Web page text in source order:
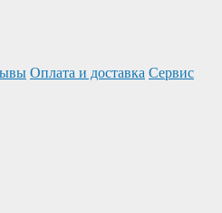
Оплата и доставка Сервис